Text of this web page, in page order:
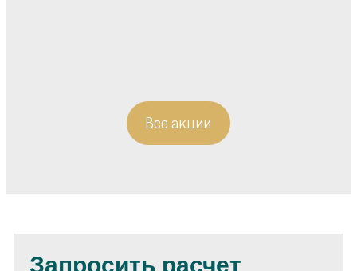
Все акции
Запросить расчет